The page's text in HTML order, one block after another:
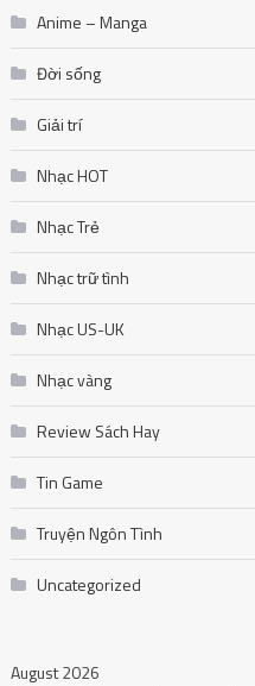
Anime – Manga
Đời sống
Giải trí
Nhạc HOT
Nhạc Trẻ
Nhạc trữ tình
Nhạc US-UK
Nhạc vàng
Review Sách Hay
Tin Game
Truyện Ngôn Tình
Uncategorized
August 2026